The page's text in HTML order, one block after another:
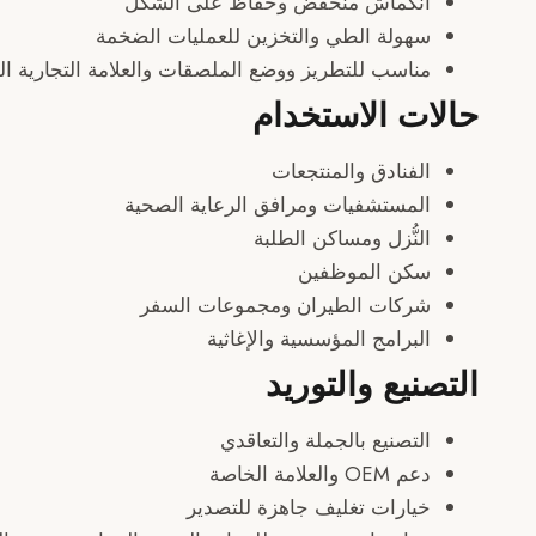
سهولة الطي والتخزين للعمليات الضخمة
مناسب للتطريز ووضع الملصقات والعلامة التجارية
حالات الاستخدام
الفنادق والمنتجعات
المستشفيات ومرافق الرعاية الصحية
النُّزل ومساكن الطلبة
سكن الموظفين
شركات الطيران ومجموعات السفر
البرامج المؤسسية والإغاثية
التصنيع والتوريد
التصنيع بالجملة والتعاقدي
دعم OEM والعلامة الخاصة
خيارات تغليف جاهزة للتصدير